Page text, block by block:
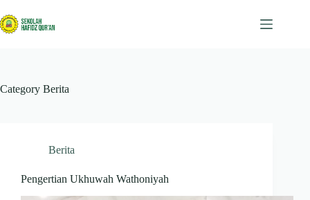
to
content
Category Berita
Berita
Pengertian Ukhuwah Wathoniyah